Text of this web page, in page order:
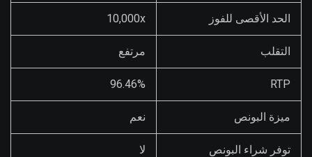
الحد الأقصى للفوز 10,000x
التقلب مرتفع
RTP
96.46%
ميزة البونص نعم
توفر شراء البونص لا